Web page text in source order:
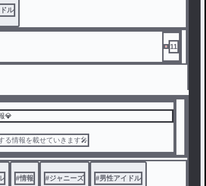
ル
11
💎
る情報を載せていきます🎤
#情報 #ジャニーズ #男性アイドル